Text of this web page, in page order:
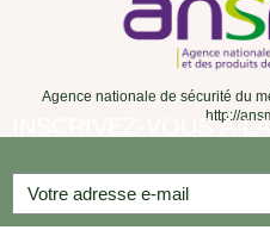
Agence nationale de sécurité du
http://
INSCRIVEZ-VOUS À